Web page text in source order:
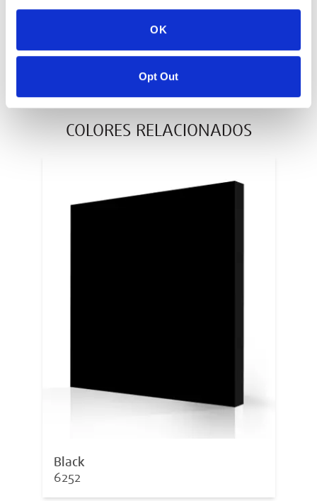
OK
Opt Out
Milímetros
COLORES RELACIONADOS
Black
6252